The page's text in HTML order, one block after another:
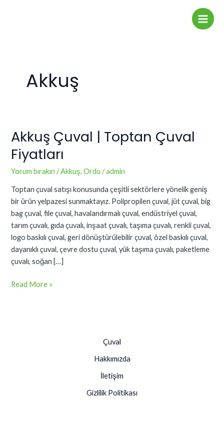
Main
Akkuş
Akkuş Çuval | Toptan Çuval
Fiyatları
Yorum bırakın /Akkuş,Ordu /admin
Toptan çuval satışı konusunda çeşitli sektörlere yönelik geniş
bir ürün yelpazesi sunmaktayız. Polipropilen çuval, jüt çuval, big
bag çuval, file çuval, havalandırmalı çuval, endüstriyel çuval,
tarım çuvalı, gıda çuvalı, inşaat çuvalı, taşıma çuvalı, renkli çuval,
logo baskılı çuval, geri dönüştürülebilir çuval, özel baskılı çuval,
dayanıklı çuval, çevre dostu çuval, yük taşıma çuvalı, paketleme
çuvalı, soğan […]
Akkuş
|
Toptan
Fiyatları
Read More »
Çuval
Hakkımızda
İletişim
Gizlilik Politikası